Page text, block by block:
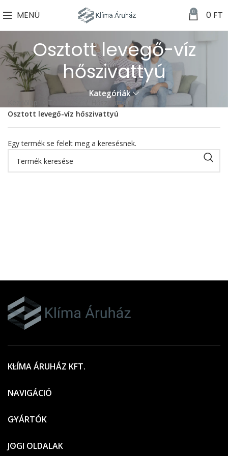
MENÜ 0 0 FT
Osztott levegő-víz
hőszivattyú
Kategóriák
Kezdőlap Termékek
Hőszivattyúk
Osztott levegő-víz hőszivattyú
Egy termék se felelt meg a keresésnek.
KLÍMA ÁRUHÁZ KFT.
NAVIGÁCIÓ
GYÁRTÓK
JOGI OLDALAK